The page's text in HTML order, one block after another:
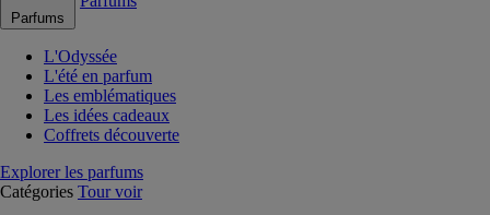
Parfums
L'Odyssée
L'été en parfum
Les emblématiques
Les idées cadeaux
Coffrets découverte
Explorer les parfums
Catégories Tour voir